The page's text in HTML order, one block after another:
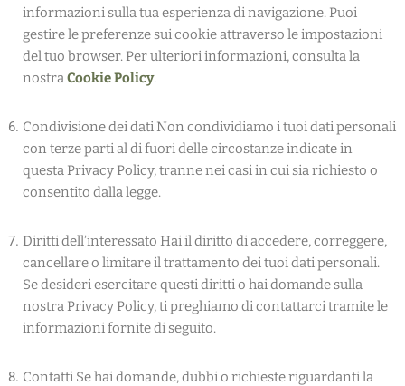
informazioni sulla tua esperienza di navigazione. Puoi
gestire le preferenze sui cookie attraverso le impostazioni
del tuo browser. Per ulteriori informazioni, consulta la
nostraCookie Policy.
Condivisione dei dati Non condividiamo i tuoi dati personali
con terze parti al di fuori delle circostanze indicate in
questa Privacy Policy, tranne nei casi in cui sia richiesto o
consentito dalla legge.
Diritti dell’interessato Hai il diritto di accedere, correggere,
cancellare o limitare il trattamento dei tuoi dati personali.
Se desideri esercitare questi diritti o hai domande sulla
nostra Privacy Policy, ti preghiamo di contattarci tramite le
informazioni fornite di seguito.
Contatti Se hai domande, dubbi o richieste riguardanti la